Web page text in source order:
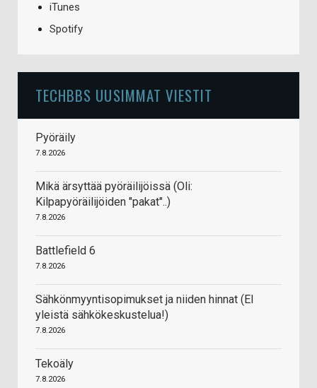
iTunes
Spotify
TECHBBS UUSIMMAT VIESTIT
Pyöräily
7.8.2026
Mikä ärsyttää pyöräilijöissä (Oli:
Kilpapyöräilijöiden "pakat"..)
7.8.2026
Battlefield 6
7.8.2026
Sähkönmyyntisopimukset ja niiden hinnat (EI
yleistä sähkökeskustelua!)
7.8.2026
Tekoäly
7.8.2026